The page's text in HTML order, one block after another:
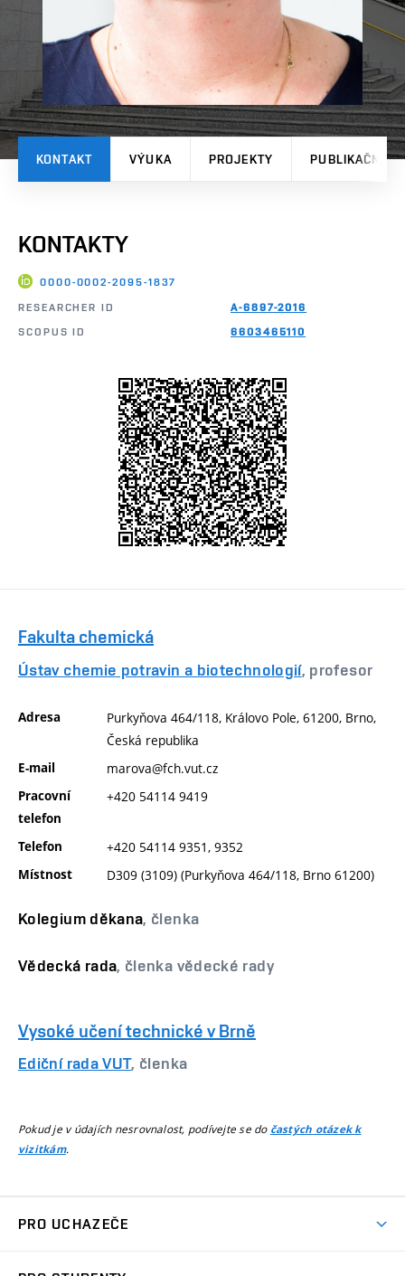
KONTAKT VÝUKA PROJEKTY PUBLIKAČNÍ
KONTAKTY
0000-0002-2095-1837
RESEARCHER ID
A-6897-2016
SCOPUS ID
6603465110
Fakulta chemická
Ústav chemie potravin a biotechnologií, profesor
Adresa
Purkyňova 464/118, Královo Pole, 61200, Brno,
Česká republika
E-mail marova@fch.vut.cz
Pracovní
telefon
+420 54114 9419
Telefon +420 54114 9351, 9352
Místnost D309 (3109) (Purkyňova 464/118, Brno 61200)
Kolegium děkana, členka
Vědecká rada, členka vědecké rady
Vysoké učení technické v Brně
Ediční rada VUT, členka
Pokud je v údajích nesrovnalost, podívejte se do častých otázek k
vizitkám.
PRO UCHAZEČE